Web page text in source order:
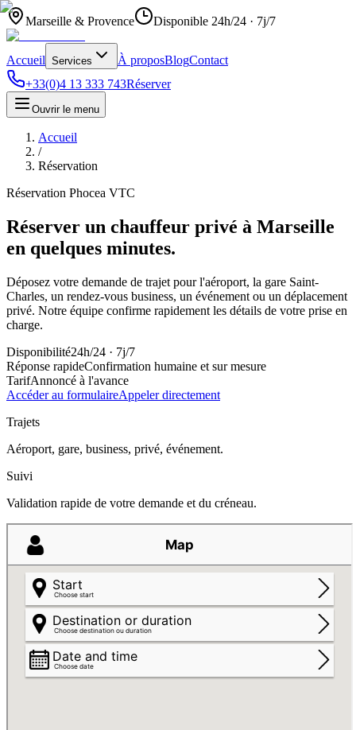
Marseille & Provence Disponible 24h/24 · 7j/7
Accueil Services À proposBlogContact
+33(0)4 13 333 743Réserver
Ouvrir le menu
Accueil
/
Réservation
Réservation Phocea VTC
Réserver un chauffeur privé à Marseille
en quelques minutes.
Déposez votre demande de trajet pour l'aéroport, la gare Saint-
Charles, un rendez-vous business, un événement ou un déplacement
privé. Notre équipe confirme rapidement les détails de votre prise en
charge.
Disponibilité24h/24 · 7j/7
Réponse rapideConfirmation humaine et sur mesure
TarifAnnoncé à l'avance
Accéder au formulaireAppeler directement
Trajets
Aéroport, gare, business, privé, événement.
Suivi
Validation rapide de votre demande et du créneau.